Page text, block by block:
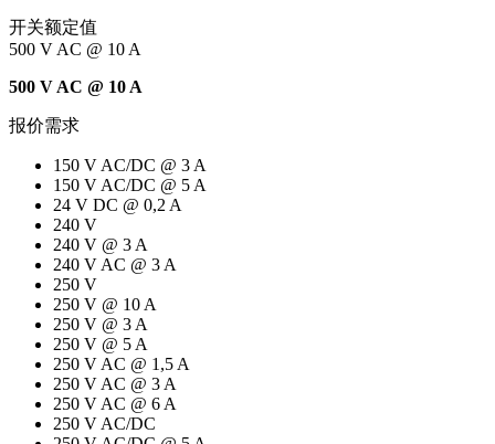
开关额定值
500 V AC @ 10 A
500 V AC @ 10 A
报价需求
150 V AC/DC @ 3 A
150 V AC/DC @ 5 A
24 V DC @ 0,2 A
240 V
240 V @ 3 A
240 V AC @ 3 A
250 V
250 V @ 10 A
250 V @ 3 A
250 V @ 5 A
250 V AC @ 1,5 A
250 V AC @ 3 A
250 V AC @ 6 A
250 V AC/DC